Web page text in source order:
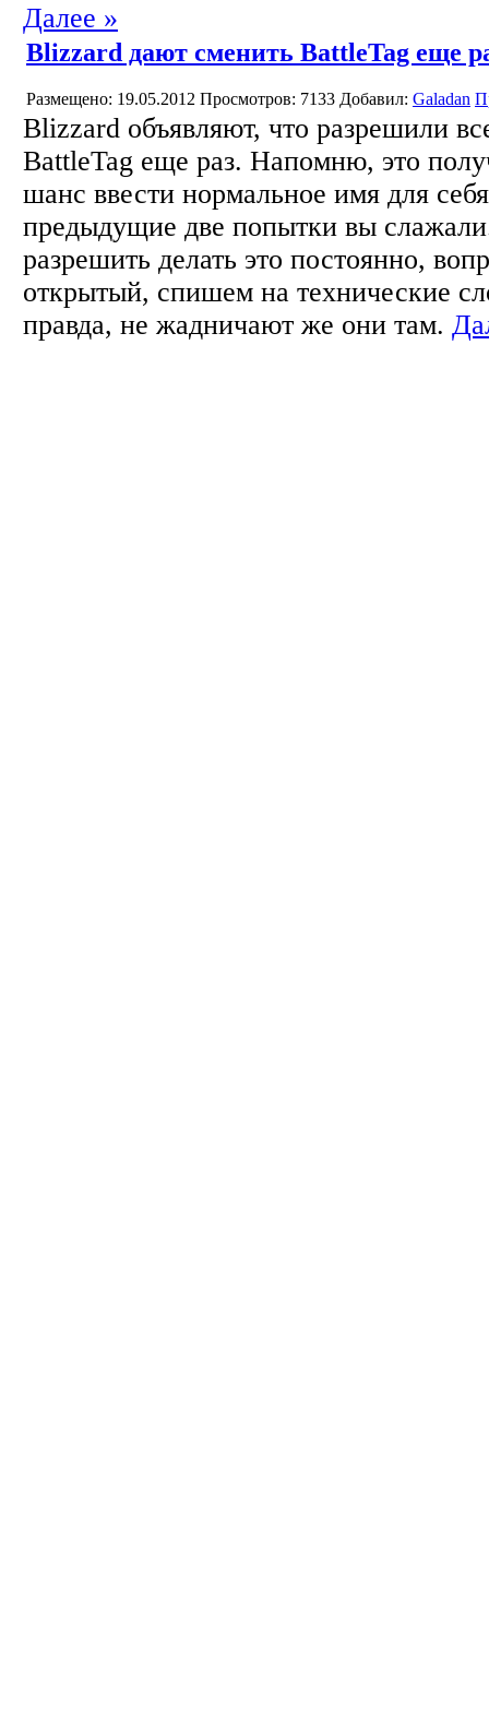
Далее »
Blizzard дают сменить BattleTag еще
Размещено: 19.05.2012 Просмотров: 7133 Добавил: Galadan
Blizzard объявляют, что разрешили
BattleTag еще раз. Напомню, это
шанс ввести нормальное имя для
предыдущие две попытки вы
разрешить делать это постоянно,
открытый, спишем на технические
правда, не жадничают же они там.